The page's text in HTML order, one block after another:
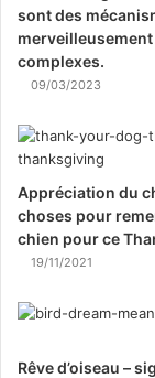
sont des
merveilleusement
complexes.
09/03/2023
Appréciation du
choses pour
chien pour ce
19/11/2021
Rêve d’oiseau –